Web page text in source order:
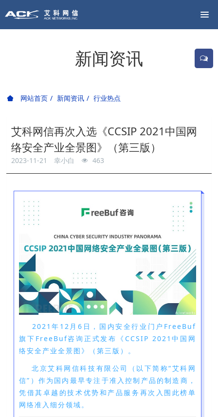
新闻资讯
网站首页 新闻资讯 行业热点
艾科网信再次入选《CCSIP 2021中国网
络安全产业全景图》（第三版）
2023-11-21 幸小白 463
2021年12月6日，国内安全行业门户FreeBuf
旗下FreeBuf咨询正式发布《CCSIP 2021中国网
络安全产业全景图》（第三版）。
北京艾科网信科技有限公司（以下简称“艾科网
信”）作为国内最早专注于准入控制产品的制造商，
凭借其卓越的技术优势和产品服务再次入围此榜单
网络准入细分领域。